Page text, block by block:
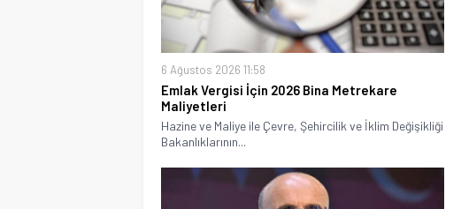
6 Ağustos 2026 11:58
Emlak Vergisi İçin 2026 Bina Metrekare
Maliyetleri
Hazine ve Maliye ile Çevre, Şehircilik ve İklim Değişikliği
Bakanlıklarının...